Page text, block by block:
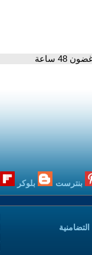
ساعة
بنترست بلوكر